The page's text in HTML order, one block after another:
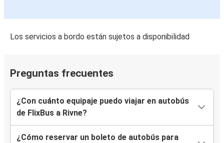
Los servicios a bordo están sujetos a disponibilidad
Preguntas frecuentes
¿Con cuánto equipaje puedo viajar en autobús
de FlixBus a Rivne?
¿Cómo reservar un boleto de autobús para